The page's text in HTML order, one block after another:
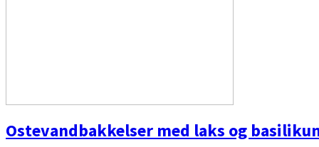
Ostevandbakkelser med laks og